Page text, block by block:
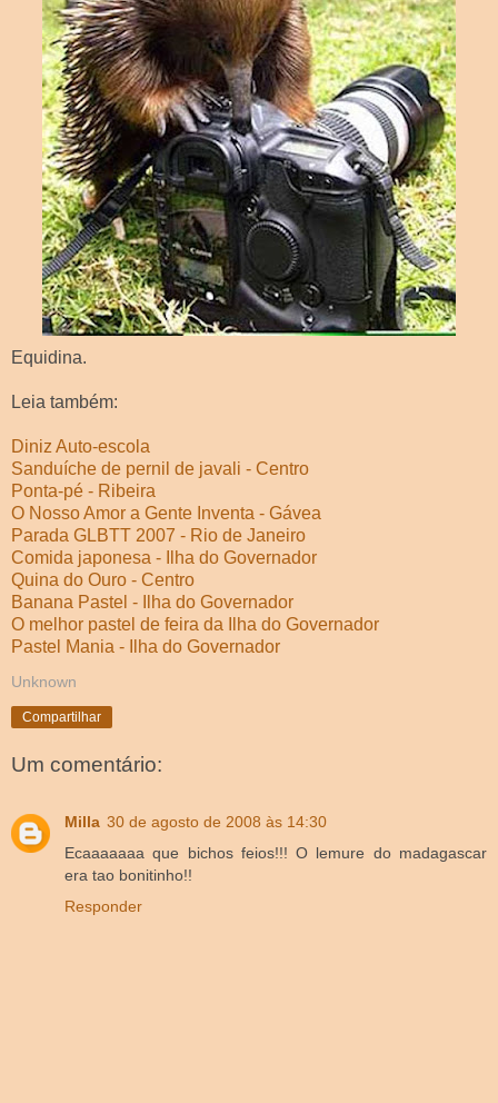
Equidina.
Leia também:
Diniz Auto-escola
Sanduíche de pernil de javali - Centro
Ponta-pé - Ribeira
O Nosso Amor a Gente Inventa - Gávea
Parada GLBTT 2007 - Rio de Janeiro
Comida japonesa - Ilha do Governador
Quina do Ouro - Centro
Banana Pastel - Ilha do Governador
O melhor pastel de feira da Ilha do Governador
Pastel Mania - Ilha do Governador
Unknown
Compartilhar
Um comentário:
Milla 30 de agosto de 2008 às 14:30
Ecaaaaaaa que bichos feios!!! O lemure do madagascar
era tao bonitinho!!
Responder